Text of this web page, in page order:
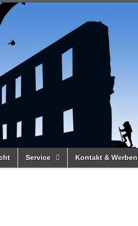
Service Kontakt & Werben